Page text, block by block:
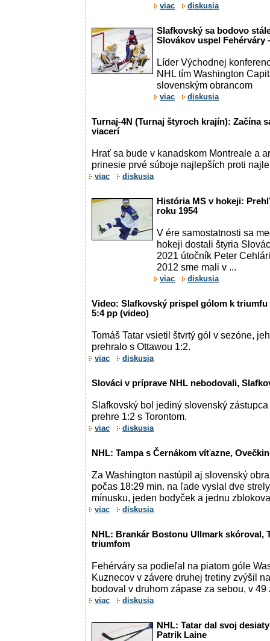
viac diskusia
Slafkovský sa bodovo
Slovákov uspel Fehérváry
Líder Východnej
NHL tím Washington
slovenským obrancom
viac diskusia
Turnaj-4N (Turnaj štyroch krajín): Začína
viacerí
Hrať sa bude v kanadskom Montreale a
prinesie prvé súboje najlepších proti
viac diskusia
História MS v hokeji:
roku 1954
V ére samostatnosti sa
hokeji dostali štyria
2021 útočník Peter
2012 sme mali v ...
viac diskusia
Video: Slafkovský prispel gólom k triumfu
5:4 pp (video)
Tomáš Tatar vsietil štvrtý gól v sezóne,
prehralo s Ottawou 1:2.
viac diskusia
Slováci v príprave NHL nebodovali,
Slafkovský bol jediný slovenský
prehre 1:2 s Torontom.
viac diskusia
NHL: Tampa s Černákom víťazne,
Za Washington nastúpil aj slovenský
počas 18:29 min. na ľade vyslal dve
mínusku, jeden bodyček a jednu
viac diskusia
NHL: Brankár Bostonu Ullmark skóroval,
triumfom
Fehérváry sa podieľal na piatom góle
Kuznecov v závere druhej tretiny zvýšil
bodoval v druhom zápase za sebou, v
viac diskusia
NHL: Tatar dal svoj
Patrik Laine